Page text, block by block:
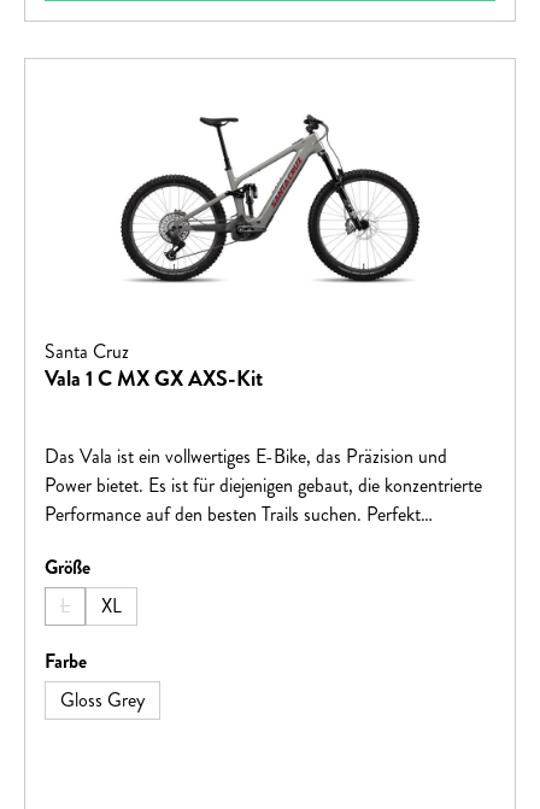
Santa Cruz
Vala 1 C MX GX AXS-Kit
Das Vala ist ein vollwertiges E-Bike, das Präzision und
Power bietet. Es ist für diejenigen gebaut, die konzentrierte
Performance auf den besten Trails suchen. Perfekt
verarbeitet.
Größeauswählen
L
(Diese Option ist zurzeit nicht verfügbar.)
XL
Farbeauswählen
Gloss Grey